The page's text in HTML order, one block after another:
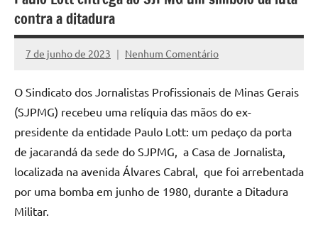
contra a ditadura
7 de junho de 2023
Marcelo
Nenhum Comentário
O Sindicato dos Jornalistas Profissionais de Minas Gerais
(SJPMG) recebeu uma relíquia das mãos do ex-
presidente da entidade Paulo Lott: um pedaço da porta
de jacarandá da sede do SJPMG, a Casa de Jornalista,
localizada na avenida Álvares Cabral, que foi arrebentada
por uma bomba em junho de 1980, durante a Ditadura
Militar.